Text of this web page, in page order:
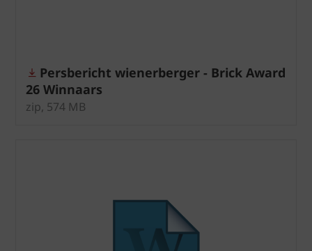
Persbericht wienerberger - Brick Award
26 Winnaars
zip, 574 MB